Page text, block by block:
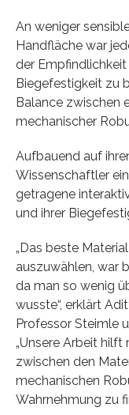
An weniger
Handfläche war
der
Biegefestigkeit zu
Balance zwischen
mechanischer
Aufbauend auf
Wissenschaftler
getragene
und ihrer
„Das beste
auszuwählen, war
da man so wenig
wusste“, erklärt
Professor Steimle
„Unsere Arbeit hilft
zwischen den
mechanischen
Wahrnehmung zu